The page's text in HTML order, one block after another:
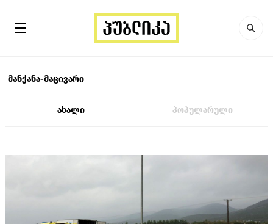
მანქანა-მაცივარი
ახალი პოპულარული